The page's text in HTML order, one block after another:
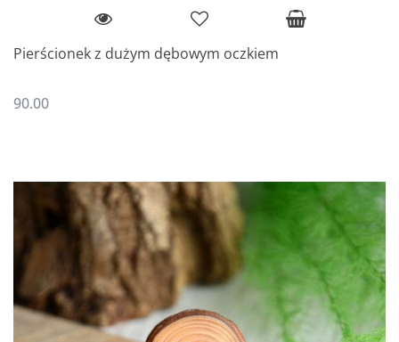
Pierścionek z dużym dębowym oczkiem
90.00